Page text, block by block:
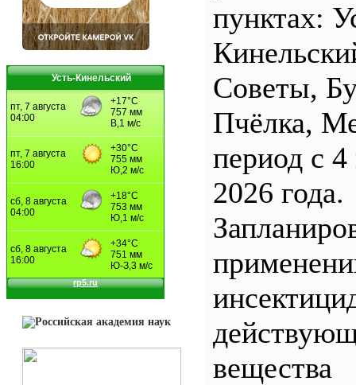
Усть-Кинельский
пунктах:
Советы,
Пчёлка,
период с 4
2026 года.
вещества